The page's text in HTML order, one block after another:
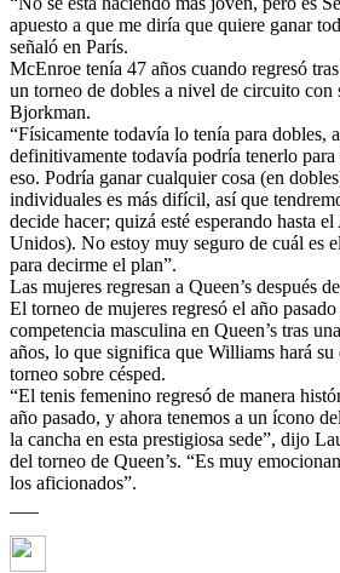
apuesto a que me diría que quiere ganar
señaló en París.
McEnroe tenía 47 años cuando regresó
un torneo de dobles a nivel de circuito con
Bjorkman.
“Físicamente todavía lo tenía para dobles,
definitivamente todavía podría tenerlo
eso. Podría ganar cualquier cosa (en
individuales es más difícil, así que
decide hacer; quizá esté esperando hasta
Unidos). No estoy muy seguro de cuál es
para decirme el plan”.
Las mujeres regresan a Queen’s después
El torneo de mujeres regresó el año
competencia masculina en Queen’s tras
años, lo que significa que Williams hará
torneo sobre césped.
“El tenis femenino regresó de manera
año pasado, y ahora tenemos a un ícono
la cancha en esta prestigiosa sede”, dijo
del torneo de Queen’s. “Es muy
los aficionados”.